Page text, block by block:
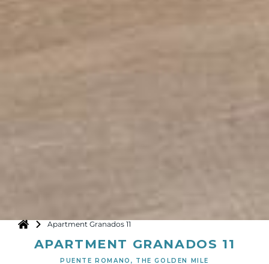
Apartment Granados 11
APARTMENT GRANADOS 11
PUENTE ROMANO, THE GOLDEN MILE